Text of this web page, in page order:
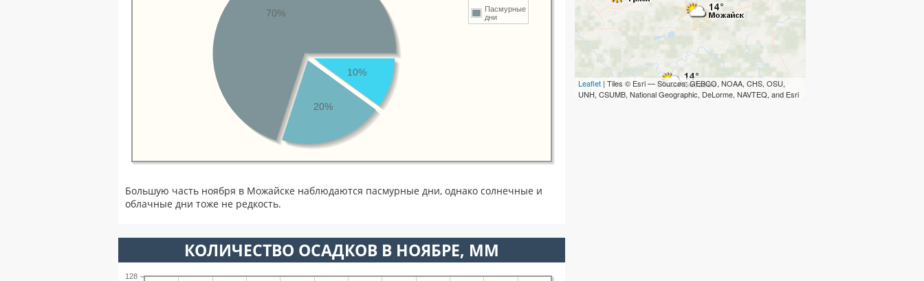
Пасмурные
дни
10%
20%
70%
Большую часть ноября в Можайске наблюдаются пасмурные дни, однако солнечные и
облачные дни тоже не редкость.
КОЛИЧЕСТВО ОСАДКОВ В НОЯБРЕ, ММ
128
Leaflet | Tiles © Esri — Sources: GEBCO, NOAA, CHS, OSU,
UNH, CSUMB, National Geographic, DeLorme, NAVTEQ, and Esri